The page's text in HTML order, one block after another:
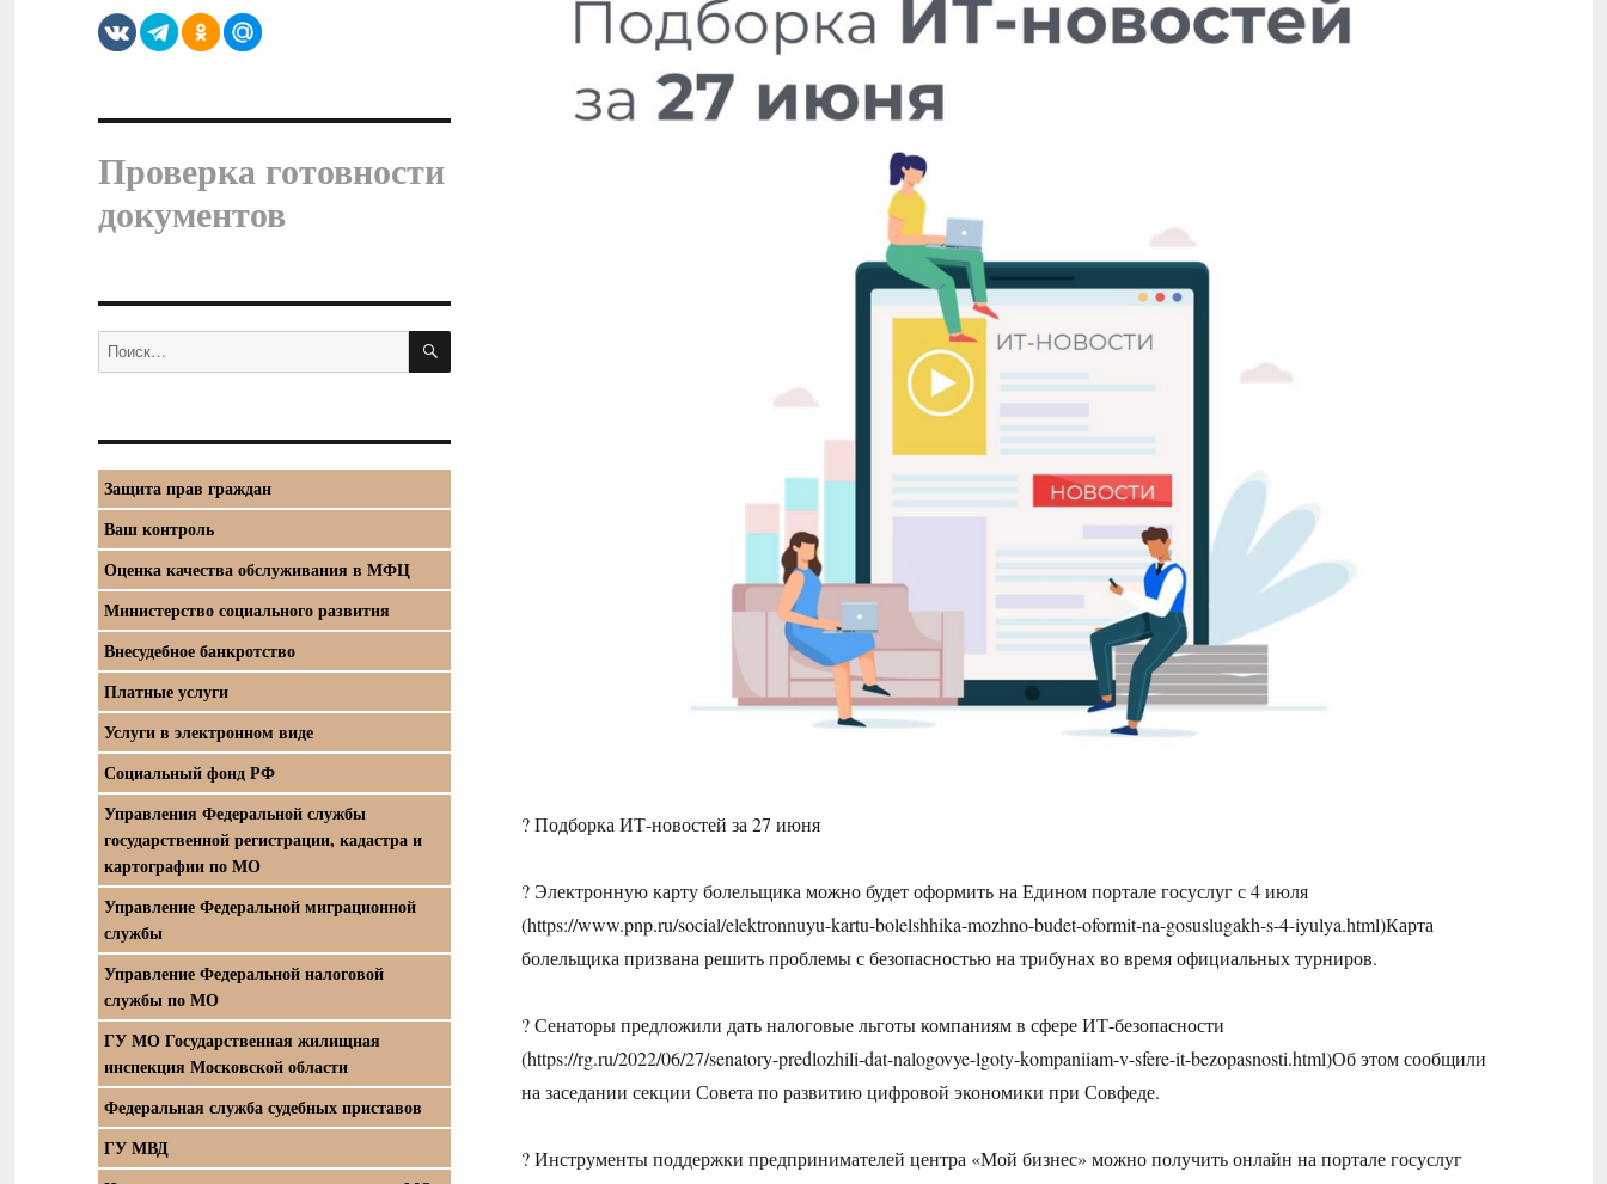
? Подборка ИТ-новостей за 27 июня
? Электронную карту болельщика можно будет оформить на Едином портале госуслуг с 4 июля
(https://www.pnp.ru/social/elektronnuyu-kartu-bolelshhika-mozhno-budet-oformit-na-gosuslugakh-s-4-iyulya.html)Карта
болельщика призвана решить проблемы с безопасностью на трибунах во время официальных турниров.
? Сенаторы предложили дать налоговые льготы компаниям в сфере ИТ-безопасности
(https://rg.ru/2022/06/27/senatory-predlozhili-dat-nalogovye-lgoty-kompaniiam-v-sfere-it-bezopasnosti.html)Об этом сообщили
на заседании секции Совета по развитию цифровой экономики при Совфеде.
? Инструменты поддержки предпринимателей центра «Мой бизнес» можно получить онлайн на портале госуслуг
Проверка готовности
документов
Искать: ПОИСК
Защита прав граждан
Ваш контроль
Оценка качества обслуживания в МФЦ
Министерство социального развития
Внесудебное банкротство
Платные услуги
Услуги в электронном виде
Социальный фонд РФ
Управления Федеральной службы
государственной регистрации, кадастра и
картографии по МО
Управление Федеральной миграционной
службы
Управление Федеральной налоговой
службы по МО
ГУ МО Государственная жилищная
инспекция Московской области
Федеральная служба судебных приставов
ГУ МВД